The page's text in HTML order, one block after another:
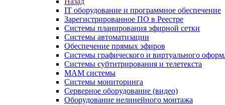
IT оборудование и программное обеспечение
Зарегистрированное ПО в Реестре
Системы планирования эфирной сетки
Системы автоматизации
Обеспечение прямых эфиров
Системы графического и виртуального
Системы субтитрирования и телетекста
MAM системы
Системы мониторинга
Серверное оборудование (видео)
Оборудование нелинейного монтажа